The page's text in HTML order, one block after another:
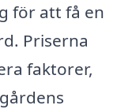
för att få en
Priserna
faktorer,